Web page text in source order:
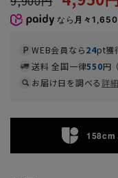
なら 月々
WEB会員なら24pt獲
送料 全国一律550円
お届け日を調べる詳細